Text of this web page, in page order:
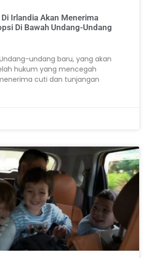
Irlandia Akan Menerima
Di Bawah Undang-Undang
undang baru, yang akan
hukum yang mencegah
cuti dan tunjangan